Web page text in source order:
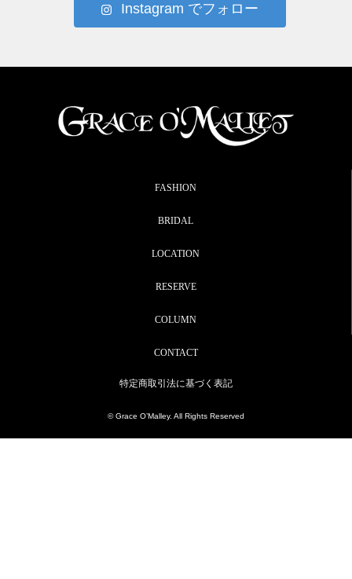
Instagram でフォロー
FASHION
BRIDAL
LOCATION
RESERVE
COLUMN
CONTACT
特定商取引法に基づく表記
© Grace O’Malley. All Rights Reserved